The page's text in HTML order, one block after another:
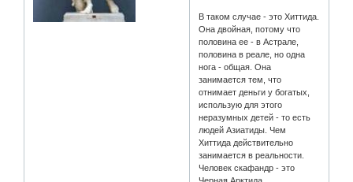
В таком случае - это Хиттида.
Она двойная, потому что
половина ее - в Астрале,
половина в реале, но одна
нога - общая. Она
занимается тем, что
отнимает деньги у богатых,
использую для этого
неразумных детей - то есть
людей Азиатиды. Чем
Хиттида действительно
занимается в реальности.
Человек скафандр - это
Черная Арктида.